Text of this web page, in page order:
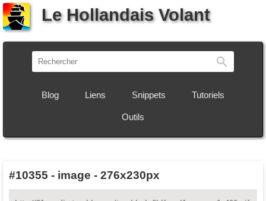
Le Hollandais Volant
Blog Liens Snippets Tutoriels
Outils
#10355 - image - 276x230px